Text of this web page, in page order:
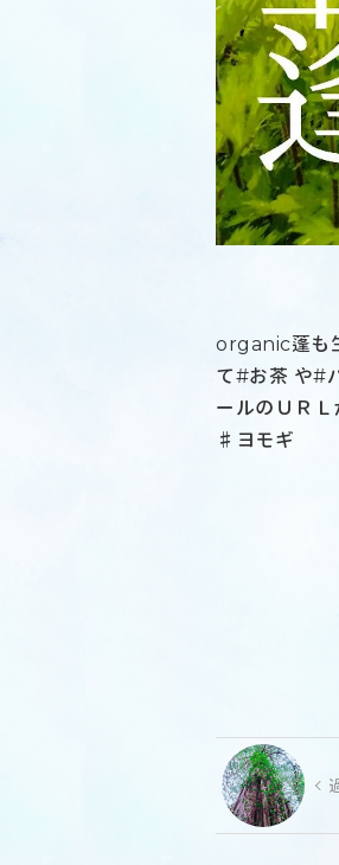
organic蓬も
て#お茶 や#
ールのＵＲ
♯ヨモギ